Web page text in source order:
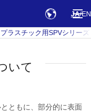
JA EN
プラスチック用SPVシリーズ
いて
ともに、部分的に表面